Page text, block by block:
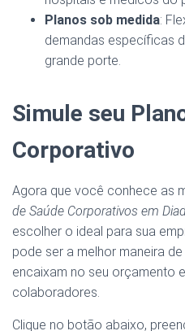
Planos sob medida:
demandas específicas
grande porte.
Simule seu
Corporativo
Agora que você conhece as
de Saúde Corporativos em
escolher o ideal para sua
pode ser a melhor maneira
encaixam no seu orçamento
colaboradores.
Clique no botão abaixo,